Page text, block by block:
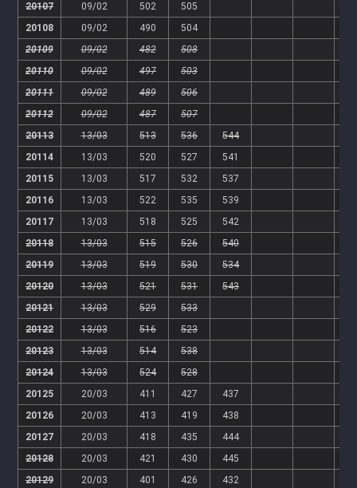
20107
09/02 502
505
20108
09/02 490
504
20109
09/02 482
508
20110
09/02 497
503
20111
09/02 489
506
20112
09/02 487
507
20113
13/03 513 536
544
20114
13/03 520 527
541
20115
13/03 517 532
537
20116
13/03 522 535
539
20117
13/03 518 525
542
20118
13/03 515 526
540
20119
13/03 519 530
534
20120
13/03 521 531
543
20121
13/03 529
533
20122
13/03 516
523
20123
13/03 514
538
20124
13/03 524
528
20125
20/03 411 427
437
20126
20/03 413 419
438
20127
20/03 418 435
444
20128
20/03 421 430
445
20129
20/03 401 426 432